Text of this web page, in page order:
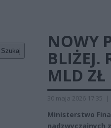
Szukaj
NOWY
BLIŻEJ.
MLD ZŁ
30 maja 2026 17:35 |
Ministerstwo
nadzwyczajnych